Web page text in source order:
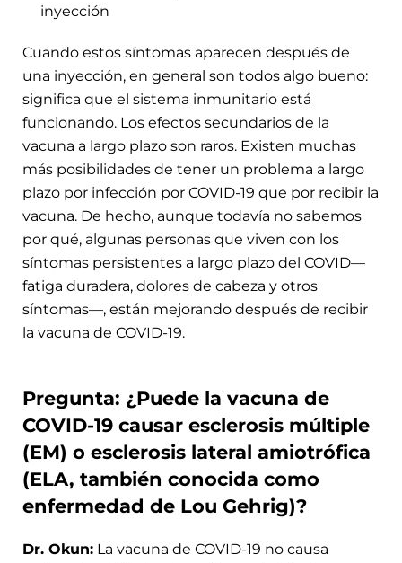
inyección
Cuando estos síntomas aparecen después de
una inyección, en general son todos algo bueno:
significa que el sistema inmunitario está
funcionando. Los efectos secundarios de la
vacuna a largo plazo son raros. Existen muchas
más posibilidades de tener un problema a largo
plazo por infección por COVID-19 que por recibir la
vacuna. De hecho, aunque todavía no sabemos
por qué, algunas personas que viven con los
síntomas persistentes a largo plazo del COVID—
fatiga duradera, dolores de cabeza y otros
síntomas—, están mejorando después de recibir
la vacuna de COVID-19.
Pregunta: ¿Puede la vacuna de
COVID-19 causar esclerosis múltiple
(EM) o esclerosis lateral amiotrófica
(ELA, también conocida como
enfermedad de Lou Gehrig)?
Dr. Okun: La vacuna de COVID-19 no causa